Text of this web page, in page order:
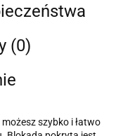
(0)
szybko i łatwo